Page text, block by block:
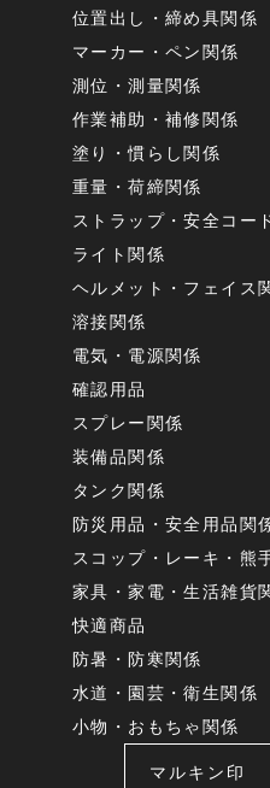
位置出し・締め具関係
マーカー・ペン関係
測位・測量関係
作業補助・補修関係
塗り・慣らし関係
重量・荷締関係
ストラップ・安全コー
ライト関係
ヘルメット・フェイス
溶接関係
電気・電源関係
確認用品
スプレー関係
装備品関係
タンク関係
防災用品・安全用品関
スコップ・レーキ・熊
家具・家電・生活雑貨
快適商品
防暑・防寒関係
水道・園芸・衛生関係
小物・おもちゃ関係
マルキン印